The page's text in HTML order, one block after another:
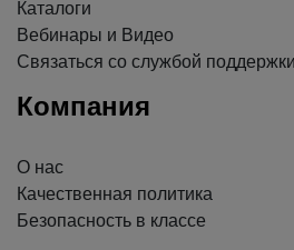
Каталоги
Вебинары и Видео
Связаться со службой
Компания
О нас
Качественная политика
Безопасность в классе